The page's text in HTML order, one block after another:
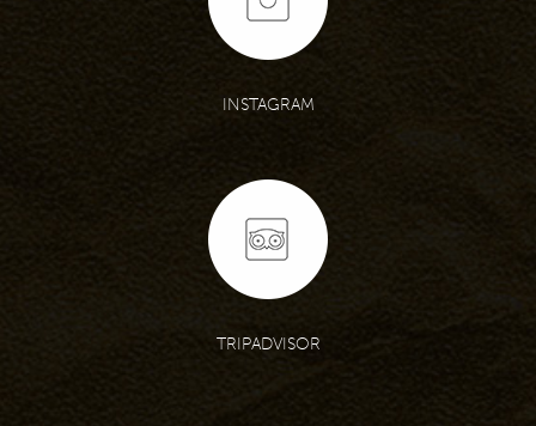
INSTAGRAM
TRIPADVISOR